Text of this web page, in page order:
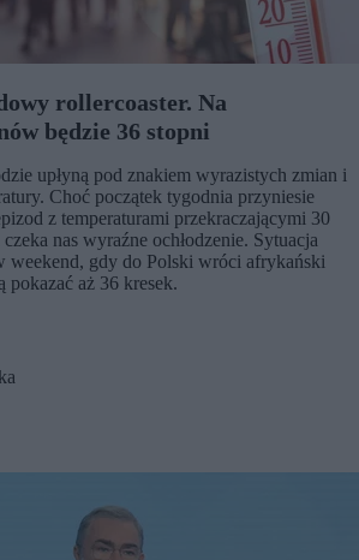
rollercoaster. Na
będzie 36 stopni
upłyną pod znakiem wyrazistych zmian i
Choć początek tygodnia przyniesie
z temperaturami przekraczającymi 30
nas wyraźne ochłodzenie. Sytuacja
weekend, gdy do Polski wróci afrykański
pokazać aż 36 kresek.